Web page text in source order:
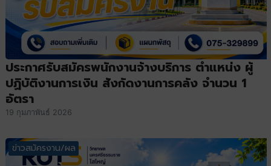
ประกาศรับสมัครพนักงานจ้างบริการ ตำแหน่ง ผู้
ปฏิบัติงานการเงิน สังกัดงานการคลัง จำนวน 1
อัตรา
19 กุมภาพันธ์ 2026
ข่าวสมัครงาน/ผล